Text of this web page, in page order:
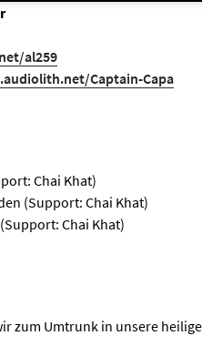
al259
Captain-Capa
Chai Khat)
(Support: Chai Khat)
Chai Khat)
zum Umtrunk in unsere